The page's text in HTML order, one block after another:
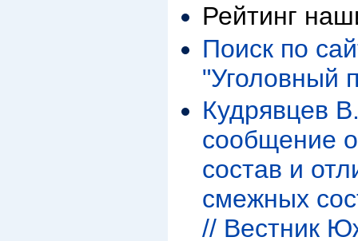
Рейтинг
Поиск по
"Уголовный
Кудрявцев
сообщение
состав и
смежных
// Вестник